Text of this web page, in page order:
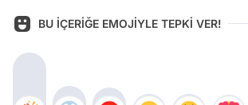
BU İÇERİĞE EMOJİYLE TEPKİ VER!